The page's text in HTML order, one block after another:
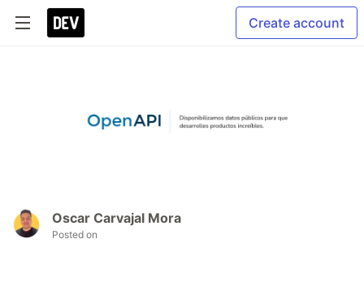
Create account
Oscar Carvajal Mora
Posted on